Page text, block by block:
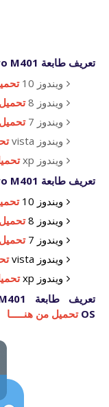
تعريف طابعة HP Laserjet Pro M401 لويندوز 32 بت
ويندوز 10
ويندوز 8
تحميل
ويندوز 7
تحميل
ويندوز vista
ويندوز xp
تعريف طابعة HP Laserjet Pro M401 لويندوز 64 بت
ويندوز 10
ويندوز 8
تحميل
ويندوز 7
تحميل
ويندوز vista
ويندوز xp
OS تحميل من هنـــــا